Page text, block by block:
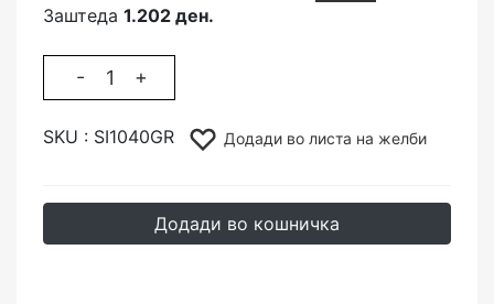
Заштеда 1.202 ден.
- +
SKU : SI1040GR Додади во листа на желби
Додади во кошничка